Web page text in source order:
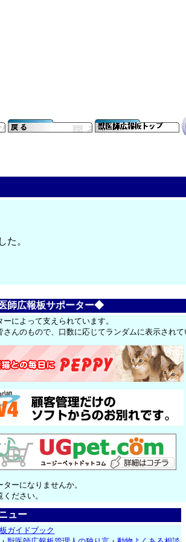
た。
師広報板サポーター◆
によって支えられています。
さんのもので、口数に応じてランダムに表示され
ーになりませんか。
ください。
ュー
ガイドブック